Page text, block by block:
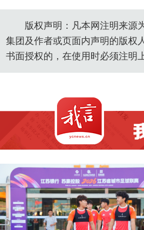
版权声明：凡本网注明来源
集团及作者或页面内声明的版权
书面授权的，在使用时必须注明